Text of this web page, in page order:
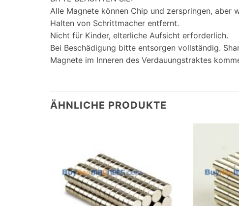
Alle Magnete können Chip und zerspringen, aber
Halten von Schrittmacher entfernt.
Nicht für Kinder, elterliche Aufsicht erforderlich.
Bei Beschädigung bitte entsorgen vollständig.
Magnete im Inneren des Verdauungstraktes
ÄHNLICHE PRODUKTE